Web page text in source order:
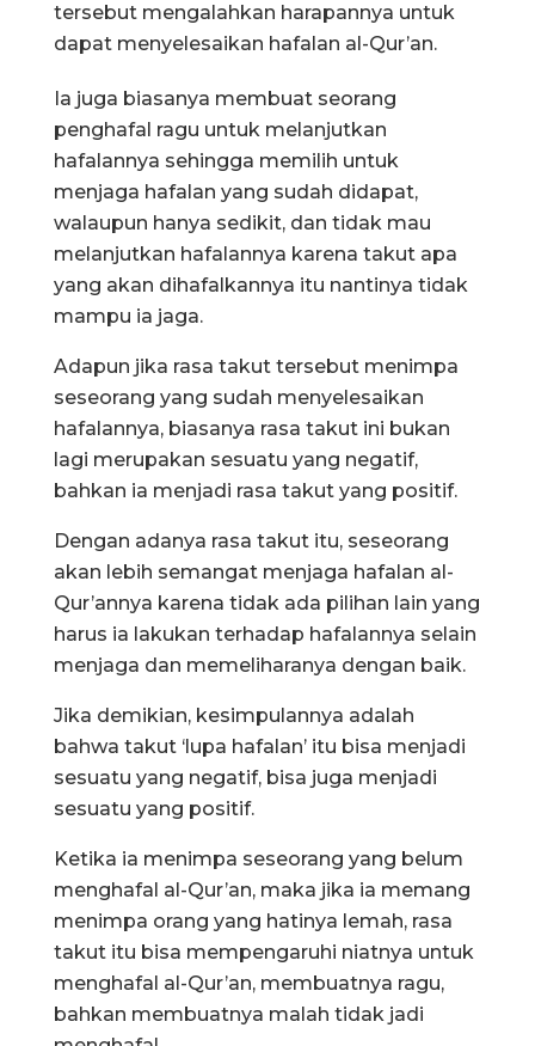
tersebut mengalahkan harapannya untuk
dapat menyelesaikan hafalan al-Qur’an.
Ia juga biasanya membuat seorang
penghafal ragu untuk melanjutkan
hafalannya sehingga memilih untuk
menjaga hafalan yang sudah didapat,
walaupun hanya sedikit, dan tidak mau
melanjutkan hafalannya karena takut apa
yang akan dihafalkannya itu nantinya tidak
mampu ia jaga.
Adapun jika rasa takut tersebut menimpa
seseorang yang sudah menyelesaikan
hafalannya, biasanya rasa takut ini bukan
lagi merupakan sesuatu yang negatif,
bahkan ia menjadi rasa takut yang positif.
Dengan adanya rasa takut itu, seseorang
akan lebih semangat menjaga hafalan al-
Qur’annya karena tidak ada pilihan lain yang
harus ia lakukan terhadap hafalannya selain
menjaga dan memeliharanya dengan baik.
Jika demikian, kesimpulannya adalah
bahwa takut ‘lupa hafalan’ itu bisa menjadi
sesuatu yang negatif, bisa juga menjadi
sesuatu yang positif.
Ketika ia menimpa seseorang yang belum
menghafal al-Qur’an, maka jika ia memang
menimpa orang yang hatinya lemah, rasa
takut itu bisa mempengaruhi niatnya untuk
menghafal al-Qur’an, membuatnya ragu,
bahkan membuatnya malah tidak jadi